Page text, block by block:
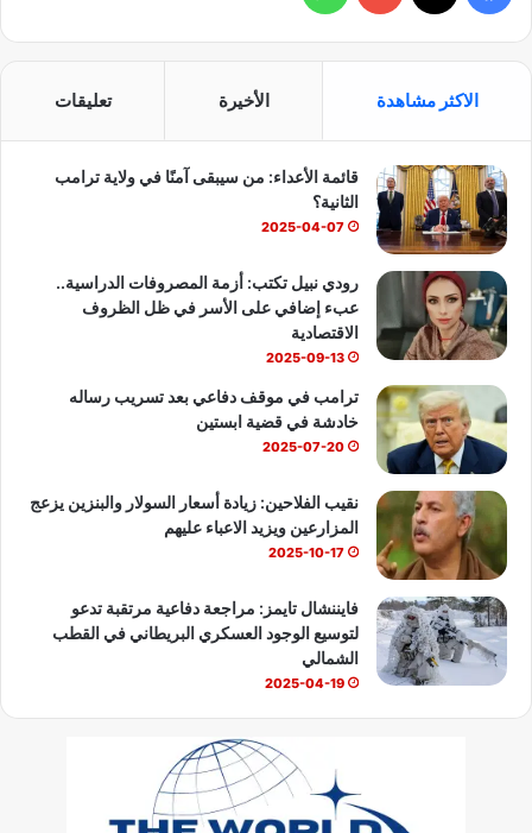
ي
و
ك
X
Y
T
u
e
ا
ا
ب
الاكثر مشاهدة الأخيرة تعليقات
قائمة الأعداء: من سيبقى آمنًا في ولاية ترامب
الثانية؟
2025-04-07
رودي نبيل تكتب: أزمة المصروفات الدراسية..
عبء إضافي على الأسر في ظل الظروف
الاقتصادية
2025-09-13
ترامب في موقف دفاعي بعد تسريب رساله
خادشة في قضية ابستين
2025-07-20
نقيب الفلاحين: زيادة أسعار السولار والبنزين يزعج
المزارعين ويزيد الاعباء عليهم
2025-10-17
فايننشال تايمز: مراجعة دفاعية مرتقبة تدعو
لتوسيع الوجود العسكري البريطاني في القطب
الشمالي
2025-04-19